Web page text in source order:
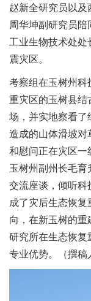
赵新全研究员以及
周华坤副研究员
工业生物技术处
震灾区。
考察组在玉树州科
重灾区的玉树县结
场，并实地察看了
造成的山体滑坡对
和慰问正在灾区一
玉树州副州长毛育
交流座谈，倾听科
成了灾后生态恢
向，在新玉树的重
研究所在生态恢复
专业优势。（撰稿